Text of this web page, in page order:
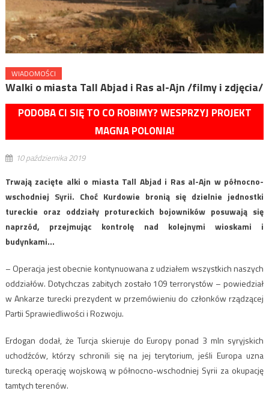
WIADOMOŚCI
Walki o miasta Tall Abjad i Ras al-Ajn /filmy i zdjęcia/
PODOBA CI SIĘ TO CO ROBIMY? WESPRZYJ PROJEKT
MAGNA POLONIA!
10 października 2019
Trwają zacięte alki o miasta Tall Abjad i Ras al-Ajn w północno-
wschodniej Syrii. Choć Kurdowie bronią się dzielnie jednostki
tureckie oraz oddziały protureckich bojowników posuwają się
naprzód, przejmując kontrolę nad kolejnymi wioskami i
budynkami…
– Operacja jest obecnie kontynuowana z udziałem wszystkich naszych
oddziałów. Dotychczas zabitych zostało 109 terrorystów – powiedział
w Ankarze turecki prezydent w przemówieniu do członków rządzącej
Partii Sprawiedliwości i Rozwoju.
Erdogan dodał, że Turcja skieruje do Europy ponad 3 mln syryjskich
uchodźców, którzy schronili się na jej terytorium, jeśli Europa uzna
turecką operację wojskową w północno-wschodniej Syrii za okupację
tamtych terenów.